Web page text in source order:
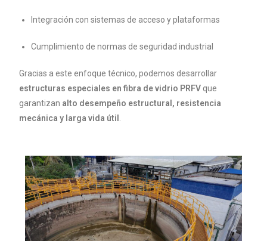
Integración con sistemas de acceso y plataformas
Cumplimiento de normas de seguridad industrial
Gracias a este enfoque técnico, podemos desarrollar
estructuras especiales en fibra de vidrio PRFV que
garantizan alto desempeño estructural, resistencia
mecánica y larga vida útil .